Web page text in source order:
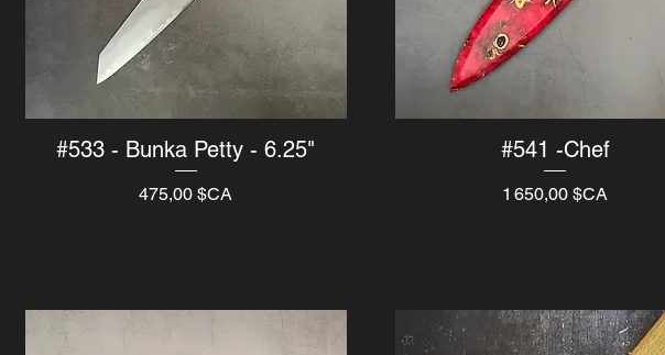
Aperçu rapide
#533 - Bunka Petty - 6.25"
Prix
475,00 $CA
Aperçu rapide
#541 -Chef
Prix
1 650,00 $CA